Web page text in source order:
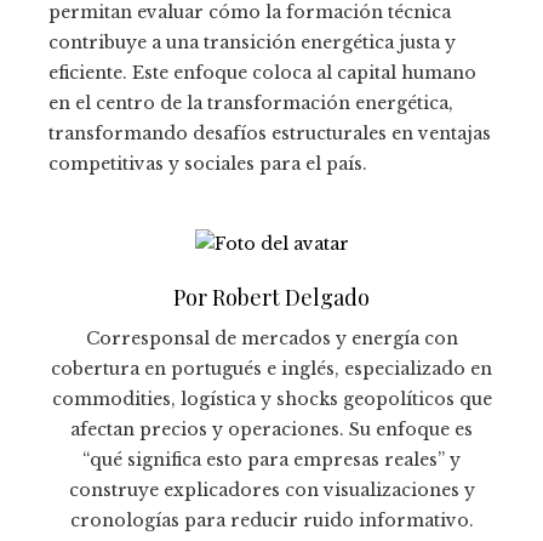
permitan evaluar cómo la formación técnica
contribuye a una transición energética justa y
eficiente. Este enfoque coloca al capital humano
en el centro de la transformación energética,
transformando desafíos estructurales en ventajas
competitivas y sociales para el país.
Por Robert Delgado
Corresponsal de mercados y energía con
cobertura en portugués e inglés, especializado en
commodities, logística y shocks geopolíticos que
afectan precios y operaciones. Su enfoque es
“qué significa esto para empresas reales” y
construye explicadores con visualizaciones y
cronologías para reducir ruido informativo.